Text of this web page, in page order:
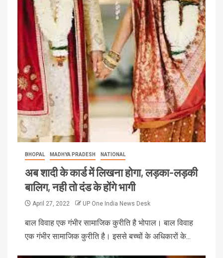
BHOPAL MADHYA PRADESH NATIONAL
अब शादी के कार्ड में लिखना होगा, लड़का-लड़की
बालिग, नही तो दंड के होंगे भागी
April 27, 2022 UP One India News Desk
बाल विवाह एक गंभीर सामाजिक कुरीति है भोपाल। बाल विवाह
एक गंभीर सामाजिक कुरीति है। इससे बच्चों के अधिकारों के...